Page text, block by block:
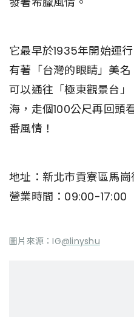
它最早於1935年開始運
有著「台灣的眼睛」美
可以通往「極東觀景台
海，走個100公尺再回頭
番風情！
地址：新北市貢寮區馬
營業時間：09:00-17:00
圖片來源：IG@linyshu